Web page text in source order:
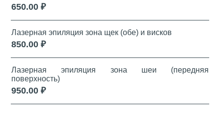
650.00 ₽
Лазерная эпиляция зона щек (обе) и висков
850.00 ₽
Лазерная эпиляция зона шеи (передняя
поверхность)
950.00 ₽